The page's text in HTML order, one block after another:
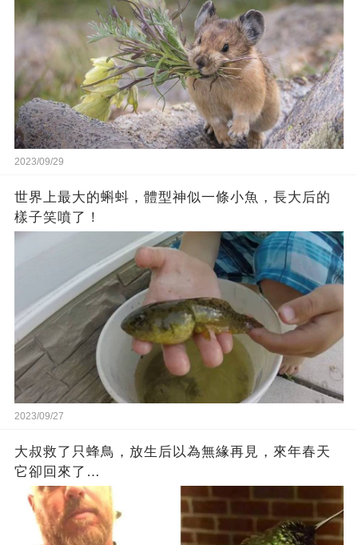
2023/09/29
世界上最大的蝌蚪，體型神似一條小魚，長大后的
樣子笑噴了！
2023/09/27
大叔救了只蜂鳥，放生后以為無緣再見，來年春天
它卻回來了…